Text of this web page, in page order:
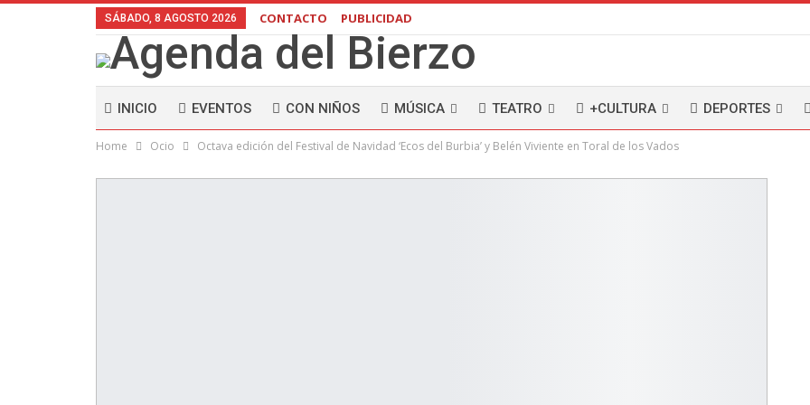
SÁBADO, 8 AGOSTO 2026 CONTACTO PUBLICIDAD
INICIO EVENTOS CON NIÑOS MÚSICA TEATRO +CULTURA DEPORTES
Home Ocio Octava edición del Festival de Navidad ‘Ecos del Burbia’ y Belén Viviente en Toral de los Vados